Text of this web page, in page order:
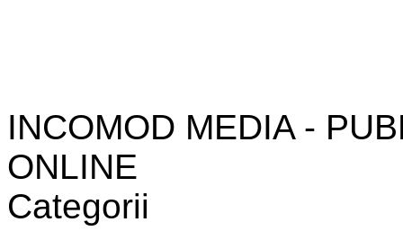
INCOMOD MEDIA -
ONLINE
Categorii